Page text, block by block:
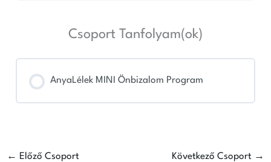
Csoport Tanfolyam(ok)
AnyaLélek MINI Önbizalom Program
← Előző Csoport Következő Csoport →